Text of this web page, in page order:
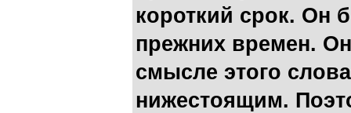
короткий срок.
прежних времен.
смысле этого
нижестоящим.